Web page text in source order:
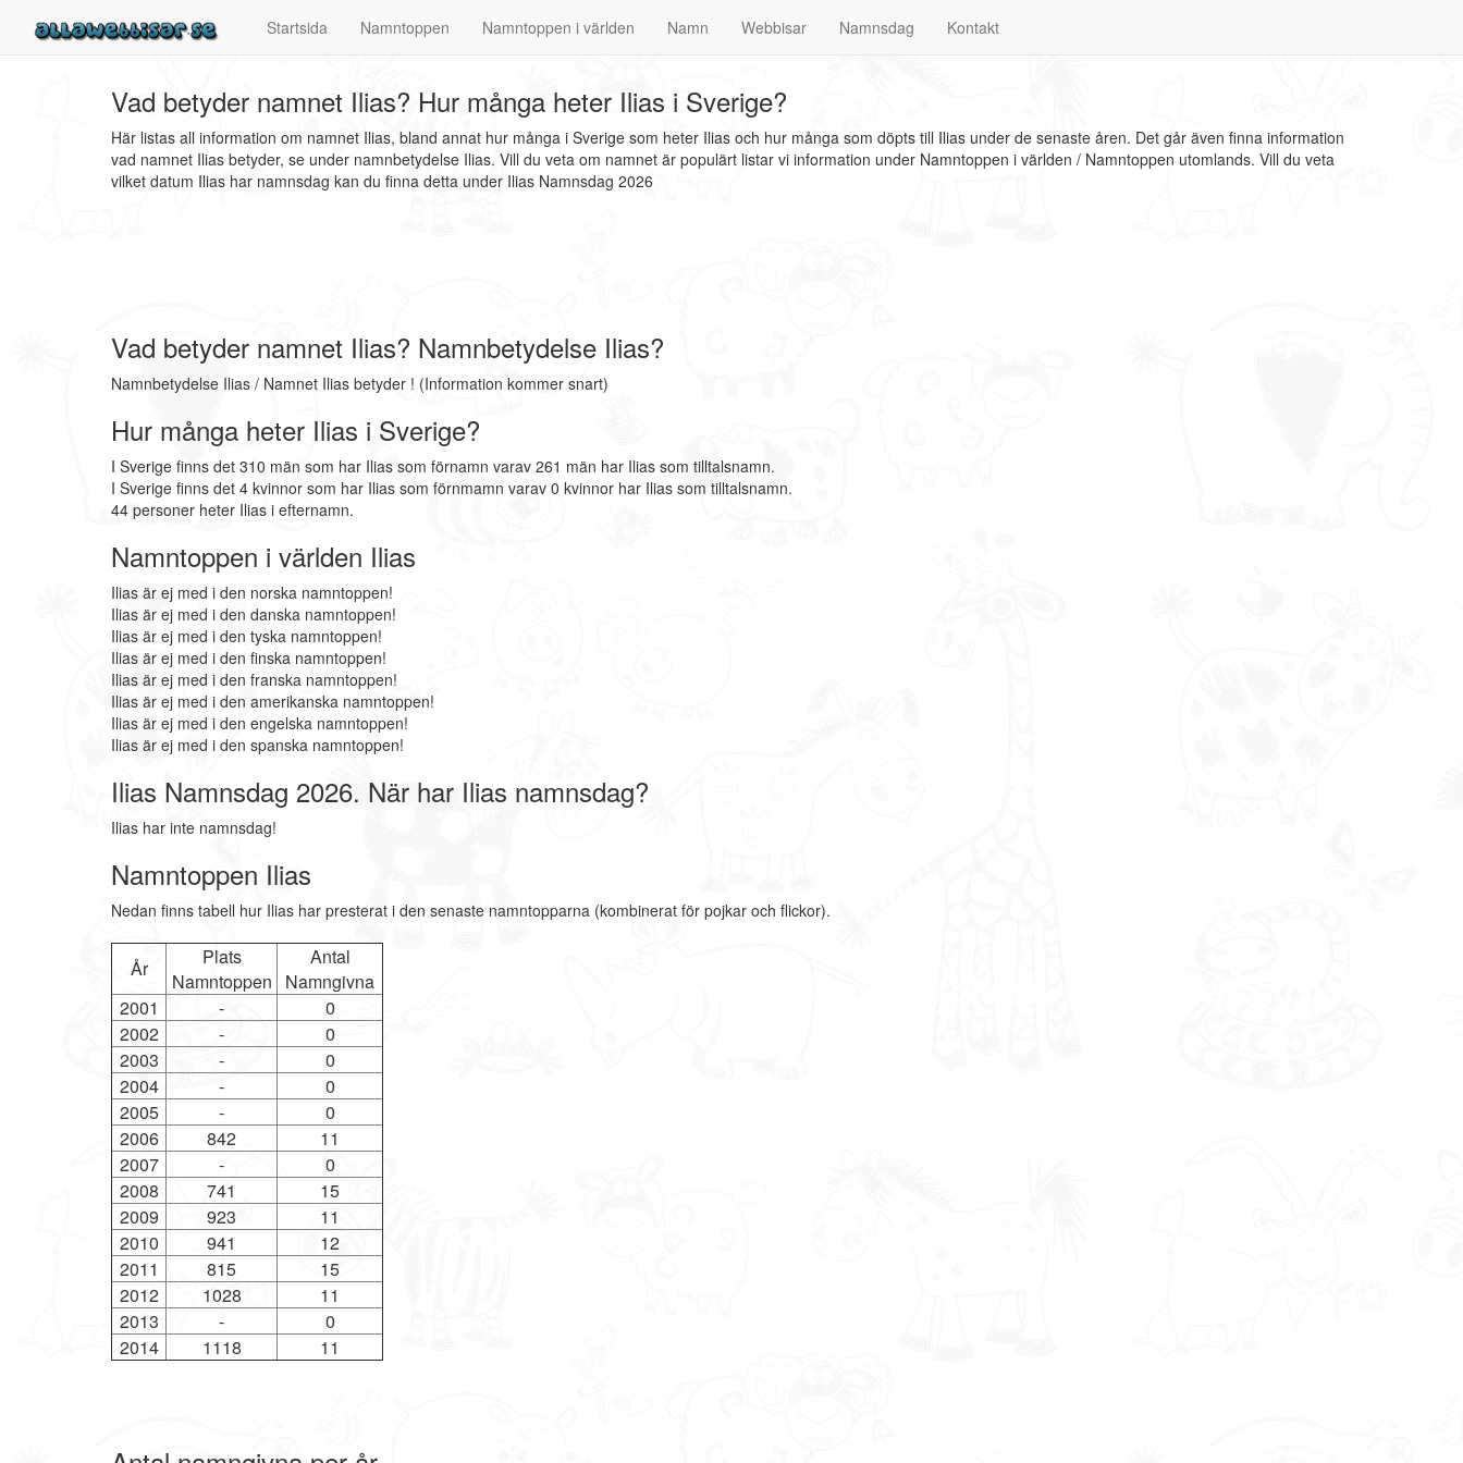
Startsida Namntoppen Namntoppen i världen Namn Webbisar Namnsdag Kontakt
Vad betyder namnet Ilias? Hur många heter Ilias i Sverige?
Här listas all information om namnet Ilias, bland annat hur många i Sverige som heter Ilias och hur många som döpts till Ilias under de senaste åren. Det går även finna information
vad namnet Ilias betyder, se under namnbetydelse Ilias. Vill du veta om namnet är populärt listar vi information under Namntoppen i världen / Namntoppen utomlands. Vill du veta
vilket datum Ilias har namnsdag kan du finna detta under Ilias Namnsdag 2026
Vad betyder namnet Ilias? Namnbetydelse Ilias?
Namnbetydelse Ilias / Namnet Ilias betyder ! (Information kommer snart)
Hur många heter Ilias i Sverige?
I Sverige finns det 310 män som har Ilias som förnamn varav 261 män har Ilias som tilltalsnamn.
I Sverige finns det 4 kvinnor som har Ilias som förnmamn varav 0 kvinnor har Ilias som tilltalsnamn.
44 personer heter Ilias i efternamn.
Namntoppen i världen Ilias
Ilias är ej med i den norska namntoppen!
Ilias är ej med i den danska namntoppen!
Ilias är ej med i den tyska namntoppen!
Ilias är ej med i den finska namntoppen!
Ilias är ej med i den franska namntoppen!
Ilias är ej med i den amerikanska namntoppen!
Ilias är ej med i den engelska namntoppen!
Ilias är ej med i den spanska namntoppen!
Ilias Namnsdag 2026. När har Ilias namnsdag?
Ilias har inte namnsdag!
Namntoppen Ilias
Nedan finns tabell hur Ilias har presterat i den senaste namntopparna (kombinerat för pojkar och flickor).
År
Plats
Namntoppen
Antal
Namngivna
2001
-
0
2002
-
0
2003
-
0
2004
-
0
2005
-
0
2006
842
11
2007
-
0
2008
741
15
2009
923
11
2010
941
12
2011
815
15
2012
1028
11
2013
-
0
2014
1118 11